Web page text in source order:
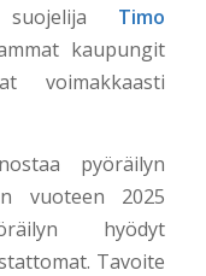
suojelija Timo
kaupungit
voimakkaasti
pyöräilyn
vuoteen 2025
hyödyt
Tavoite